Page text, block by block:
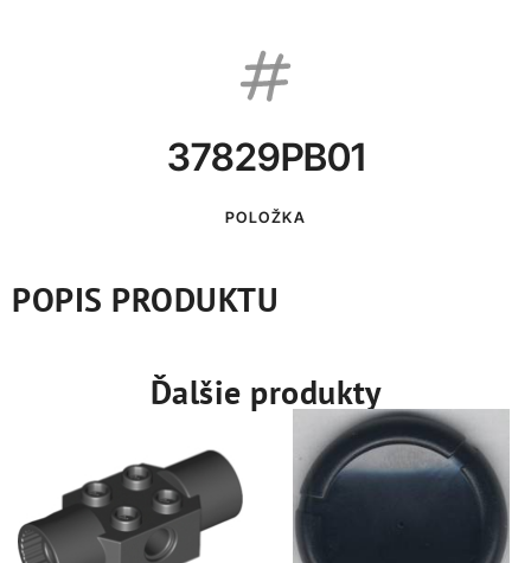
37829PB01
POLOŽKA
POPIS PRODUKTU
Ďalšie produkty